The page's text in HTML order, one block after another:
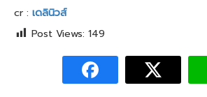
cr : เดลินิวส์
Post Views: 149